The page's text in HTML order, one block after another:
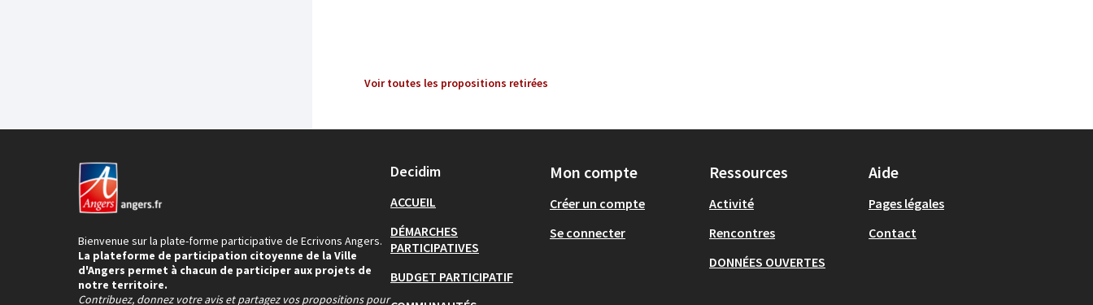
Voir toutes les propositions retirées
Bienvenue sur la plate-forme participative de Ecrivons Angers.
La plateforme de participation citoyenne de la Ville
d'Angers permet à chacun de participer aux projets de
notre territoire.
Contribuez, donnez votre avis et partagez vos propositions pour
Decidim
ACCUEIL
DÉMARCHES
PARTICIPATIVES
BUDGET PARTICIPATIF
Mon compte
Créer un compte
Se connecter
Ressources
Activité
Rencontres
DONNÉES OUVERTES
Aide
Pages légales
Contact